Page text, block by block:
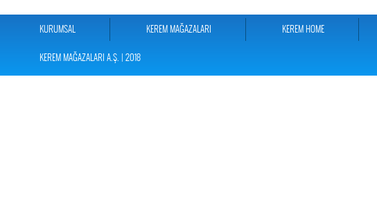
KURUMSAL KEREM MAĞAZALARI KEREM HOME
KEREM MAĞAZALARI A.Ş. | 2018